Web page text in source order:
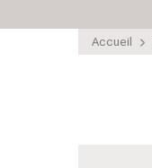
Accueil